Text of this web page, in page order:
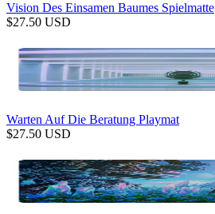
Vision Des Einsamen Baumes Spielmatte
$27.50 USD
Warten Auf Die Beratung Playmat
$27.50 USD